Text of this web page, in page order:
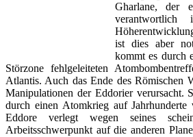
Gharlane, der
ist dies aber
kommt es durch
Störzone fehlgeleiteten
Atlantis. Auch das Ende des Römischen
Manipulationen der Eddorier verursacht.
durch einen Atomkrieg auf Jahrhunderte
Eddore verlegt wegen seines
Arbeitsschwerpunkt auf die anderen